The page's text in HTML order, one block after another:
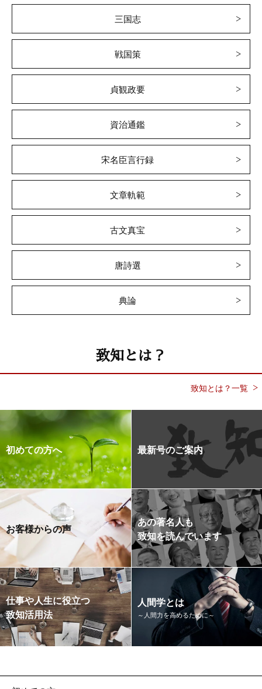
三国志
戦国策
貞観政要
資治通鑑
宋名臣言行録
文章軌範
古文真宝
唐詩選
典論
致知とは？
致知とは？一覧
初めての方へ 最新号のご案内
お客様からの声
あの著名人も
致知を読んでいます
仕事や人生に役立つ
致知活用法
人間学とは
～人間力を高めるために～